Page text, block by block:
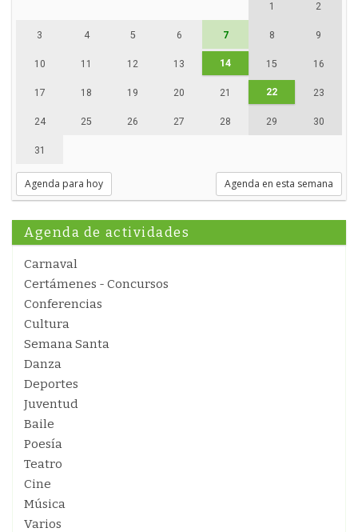
1 2
3 4 5 6 7 8 9
10 11 12 13 14 15 16
17 18 19 20 21 22 23
24 25 26 27 28 29 30
31
Agenda para hoy Agenda en esta semana
Agenda de actividades
Carnaval
Certámenes - Concursos
Conferencias
Cultura
Semana Santa
Danza
Deportes
Juventud
Baile
Poesía
Teatro
Cine
Música
Varios